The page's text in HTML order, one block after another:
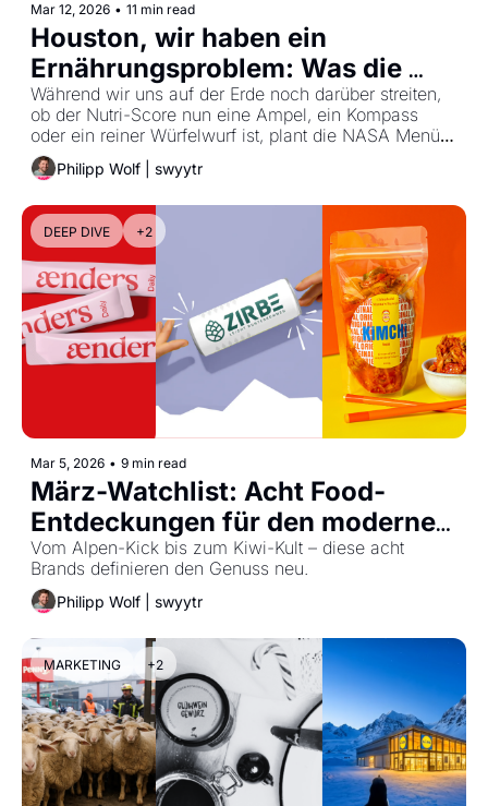
Mar 12, 2026 • 11 min read
Houston, wir haben ein
Ernährungsproblem: Was die
Food-Branche von der NASA
lernen muss.
Während wir uns auf der Erde noch darüber streiten,
ob der Nutri-Score nun eine Ampel, ein Kompass
oder ein reiner Würfelwurf ist, plant die NASA Menüs
für den 1.100-Tage-Trip zum Mars. Und wer jetzt an
Astronauten-Nahrung in Tuben und bunte Pillen
Philipp Wolf | swyytr
DEEP DIVE +2
Mar 5, 2026 • 9 min read
März-Watchlist: Acht Food-
Entdeckungen für den modernen
Vorratsschrank
Vom Alpen-Kick bis zum Kiwi-Kult – diese acht
Brands definieren den Genuss neu.
Philipp Wolf | swyytr
MARKETING +2